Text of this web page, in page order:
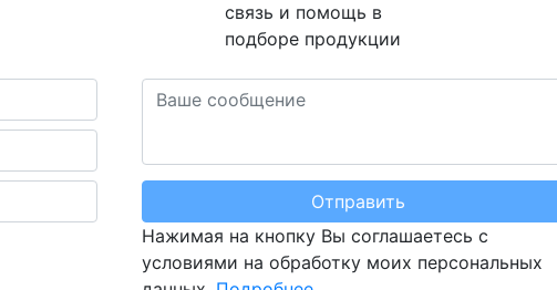
связь и помощь в
подборе продукции
Отправить
Нажимая на кнопку Вы соглашаетесь с
условиями на обработку моих персональных